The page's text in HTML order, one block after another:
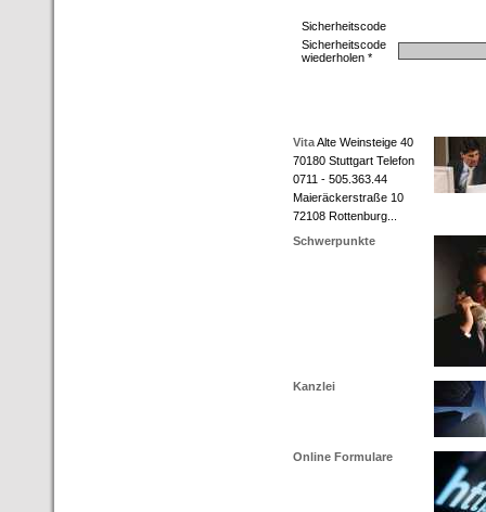
Sicherheitscode
Sicherheitscode
wiederholen *
VitaAlte Weinsteige 40
70180 Stuttgart Telefon
0711 - 505.363.44
Maieräckerstraße 10
72108 Rottenburg...
Schwerpunkte
Kanzlei
Online Formulare